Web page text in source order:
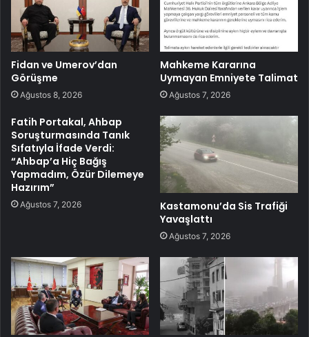
Fidan ve Umerov’dan
Görüşme
Ağustos 8, 2026
Mahkeme Kararına
Uymayan Emniyete Talimat
Ağustos 7, 2026
Fatih Portakal, Ahbap
Soruşturmasında Tanık
Sıfatıyla İfade Verdi:
“Ahbap’a Hiç Bağış
Yapmadım, Özür Dilemeye
Hazırım”
Ağustos 7, 2026
Kastamonu’da Sis Trafiği
Yavaşlattı
Ağustos 7, 2026